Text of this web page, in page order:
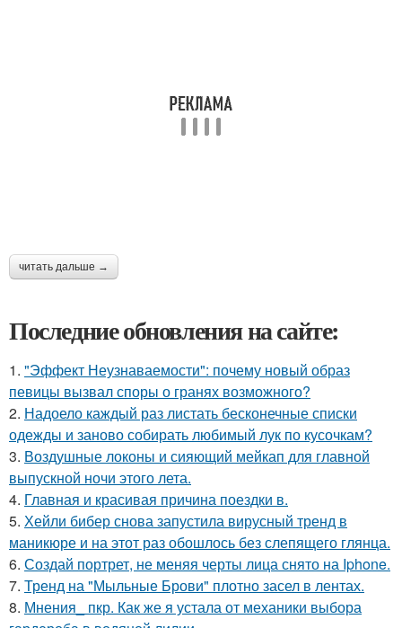
читать дальше →
Последние обновления на сайте:
1. "Эффект Неузнаваемости": почему новый образ
певицы вызвал споры о гранях возможного?
2. Надоело каждый раз листать бесконечные списки
одежды и заново собирать любимый лук по кусочкам?
3. Воздушные локоны и сияющий мейкап для главной
выпускной ночи этого лета.
4. Главная и красивая причина поездки в.
5. Хейли бибер снова запустила вирусный тренд в
маникюре и на этот раз обошлось без слепящего глянца.
6. Создай портрет, не меняя черты лица снято на Iphone.
7. Тренд на "Мыльные Брови" плотно засел в лентах.
8. Мнения_ пкр. Как же я устала от механики выбора